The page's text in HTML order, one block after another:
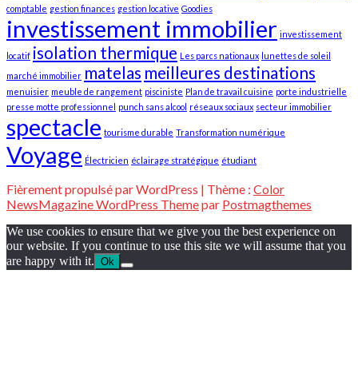
comptable gestion finances gestion locative Goodies
investissement immobilier investissement
locatif isolation thermique Les parcs nationaux lunettes de soleil
marché immobilier matelas meilleures destinations
menuisier meuble de rangement pisciniste Plan de travail cuisine porte industrielle
presse motte professionnel punch sans alcool réseaux sociaux secteur immobilier
spectacle tourisme durable Transformation numérique
Voyage Électricien éclairage stratégique étudiant
Fièrement propulsé par WordPress | Thème : Color
NewsMagazine WordPress Themepar Postmagthemes
We use cookies to ensure that we give you the best experience on
our website. If you continue to use this site we will assume that you
are happy with it. Ok